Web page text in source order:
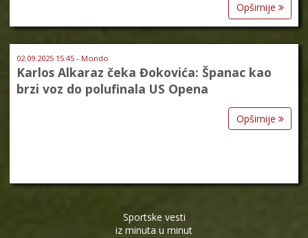
Opširnije
02.09.2025 15:45 - Mondo
Karlos Alkaraz čeka Đokovića: Španac kao
brzi voz do polufinala US Opena
Opširnije
Sportske vesti
iz minuta u minut